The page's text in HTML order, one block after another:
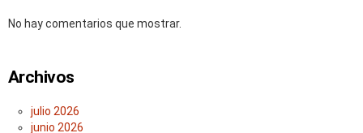
No hay comentarios que mostrar.
Archivos
julio 2026
junio 2026